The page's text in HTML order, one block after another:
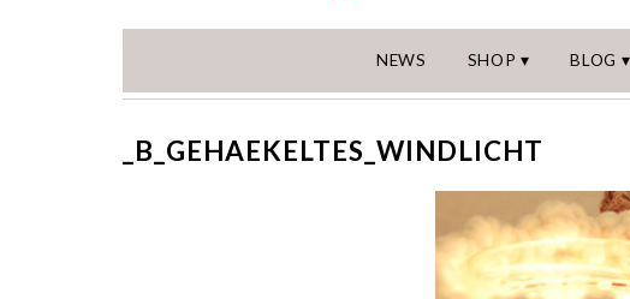
NEWS SHOP BLOG
_B_GEHAEKELTES_WINDLICHT